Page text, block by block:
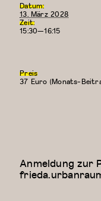
Anmeldung zur
Datum:
13. März 2028
Zeit:
15:30—16:15
Preis
37 Euro (Monats-